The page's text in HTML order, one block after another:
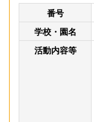
番号
学校・園名
活動内容等